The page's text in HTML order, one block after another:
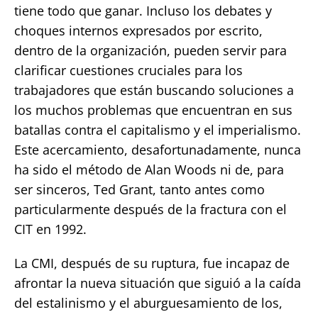
tiene todo que ganar. Incluso los debates y
choques internos expresados por escrito,
dentro de la organización, pueden servir para
clarificar cuestiones cruciales para los
trabajadores que están buscando soluciones a
los muchos problemas que encuentran en sus
batallas contra el capitalismo y el imperialismo.
Este acercamiento, desafortunadamente, nunca
ha sido el método de Alan Woods ni de, para
ser sinceros, Ted Grant, tanto antes como
particularmente después de la fractura con el
CIT en 1992.
La CMI, después de su ruptura, fue incapaz de
afrontar la nueva situación que siguió a la caída
del estalinismo y el aburguesamiento de los,